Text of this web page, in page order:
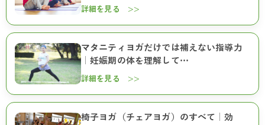
詳細を見る >>
マタニティヨガだけでは補えない指導力
｜妊娠期の体を理解して…
詳細を見る >>
椅子ヨガ（チェアヨガ）のすべて｜効